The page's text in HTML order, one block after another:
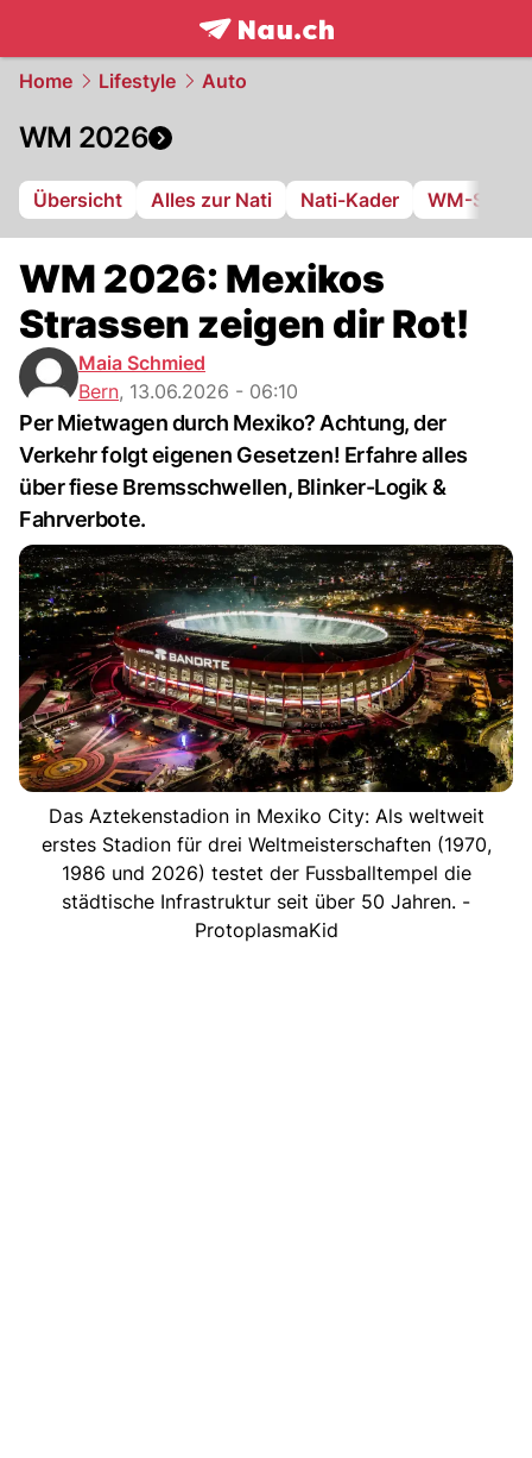
frontpage.NAU.ch
Home Lifestyle Auto
WM 2026
Übersicht Alles zur Nati Nati-Kader WM-
WM 2026: Mexikos
Strassen zeigen dir Rot!
Maia Schmied
Bern, 13.06.2026 - 06:10
Per Mietwagen durch Mexiko? Achtung, der
Verkehr folgt eigenen Gesetzen! Erfahre alles
über fiese Bremsschwellen, Blinker-Logik &
Fahrverbote.
Das Aztekenstadion in Mexiko City: Als weltweit
erstes Stadion für drei Weltmeisterschaften (1970,
1986 und 2026) testet der Fussballtempel die
städtische Infrastruktur seit über 50 Jahren. -
ProtoplasmaKid